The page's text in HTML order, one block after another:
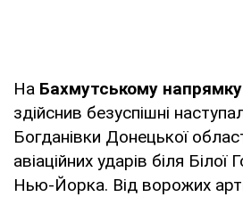
На Бахмутському напрямку
здійснив безуспішні
Богданівки Донецької
авіаційних ударів біля
Нью-Йорка. Від ворожих